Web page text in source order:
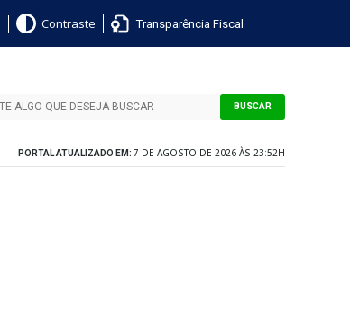
Contraste Transparência Fiscal
BUSCAR
PORTAL ATUALIZADO EM: 7 DE AGOSTO DE 2026 ÀS 23:52H